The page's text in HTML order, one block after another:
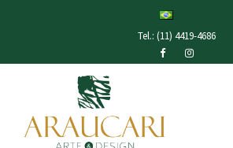
Tel.: (11) 4419-4686